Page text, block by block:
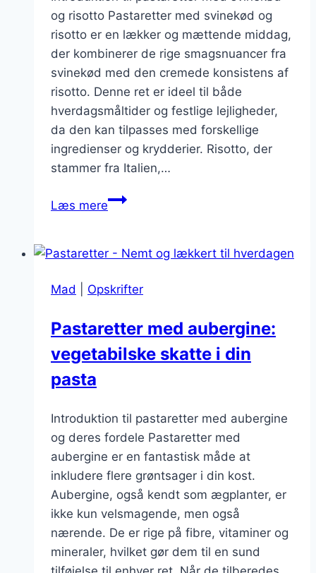
og risotto Pastaretter med svinekød og
risotto er en lækker og mættende middag,
der kombinerer de rige smagsnuancer fra
svinekød med den cremede konsistens af
risotto. Denne ret er ideel til både
hverdagsmåltider og festlige lejligheder,
da den kan tilpasses med forskellige
ingredienser og krydderier. Risotto, der
stammer fra Italien,…
Læs merePastaretter
og
En
middag
Mad Opskrifter
Pastaretter med aubergine:
vegetabilske skatte i din
pasta
Introduktion til pastaretter med aubergine
og deres fordele Pastaretter med
aubergine er en fantastisk måde at
inkludere flere grøntsager i din kost.
Aubergine, også kendt som ægplanter, er
ikke kun velsmagende, men også
nærende. De er rige på fibre, vitaminer og
mineraler, hvilket gør dem til en sund